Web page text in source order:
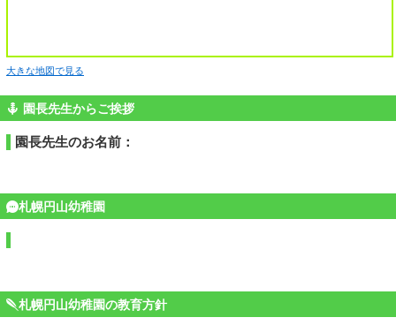
大きな地図で見る
園長先生からご挨拶
園長先生のお名前：
札幌円山幼稚園
札幌円山幼稚園の教育方針